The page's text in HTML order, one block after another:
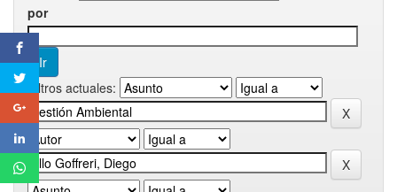
por
Filtros actuales: